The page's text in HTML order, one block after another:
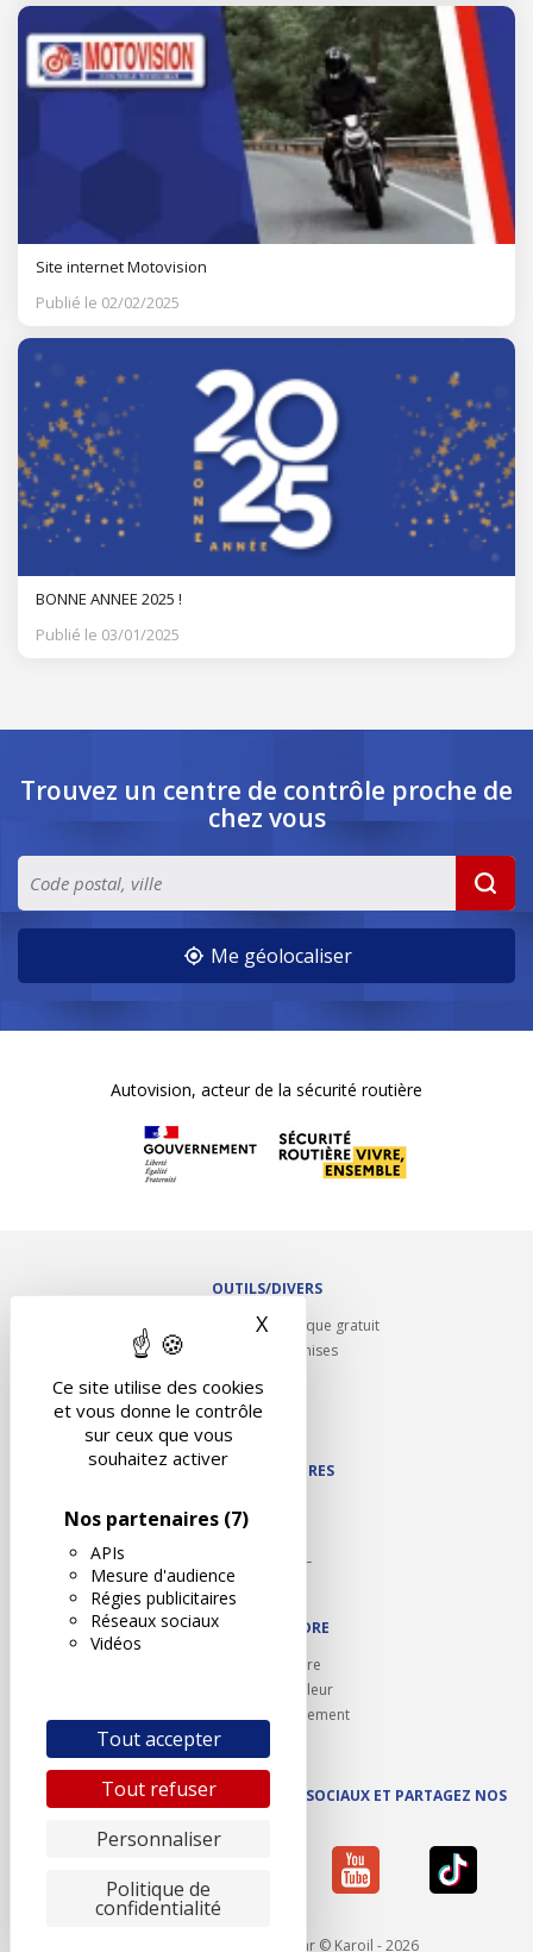
Ce site utilise des cookies
et vous donne le contrôle
sur ceux que vous
souhaitez activer
Nos partenaires (7)
APIs
Mesure d'audience
Régies publicitaires
Réseaux sociaux
Vidéos
Tout accepter
Tout refuser
Personnaliser
Politique de
confidentialité
X Masquer le bandeau des
Site internet Motovision
Publié le 02/02/2025
BONNE ANNEE 2025 !
Publié le 03/01/2025
Trouvez un centre de contrôle proche de
chez vous
Me géolocaliser
Autovision, acteur de la sécurité routière
OUTILS/DIVERS
Rappel contrôle technique gratuit
Partenariats/Remises
Contact
NOS PARTENAIRES
Autodidact
Karoil
Autovision PL
Motovision
NOUS REJOINDRE
Ouvrir un centre
Devenez contrôleur
Carrières et recrutement
SUIVEZ AUTOVISION SUR LES RÉSEAUX SOCIAUX ET PARTAGEZ NOS
- Réalisé par © Karoil - 2026